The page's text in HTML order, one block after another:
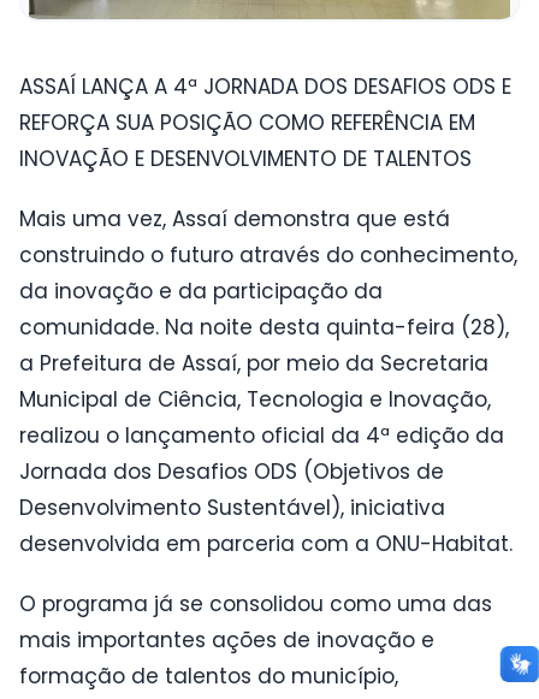
ASSAÍ LANÇA A 4ª JORNADA DOS DESAFIOS ODS E
REFORÇA SUA POSIÇÃO COMO REFERÊNCIA EM
INOVAÇÃO E DESENVOLVIMENTO DE TALENTOS
Mais uma vez, Assaí demonstra que está
construindo o futuro através do conhecimento,
da inovação e da participação da
comunidade. Na noite desta quinta-feira (28),
a Prefeitura de Assaí, por meio da Secretaria
Municipal de Ciência, Tecnologia e Inovação,
realizou o lançamento oficial da 4ª edição da
Jornada dos Desafios ODS (Objetivos de
Desenvolvimento Sustentável), iniciativa
desenvolvida em parceria com a ONU-Habitat.
O programa já se consolidou como uma das
mais importantes ações de inovação e
formação de talentos do município,